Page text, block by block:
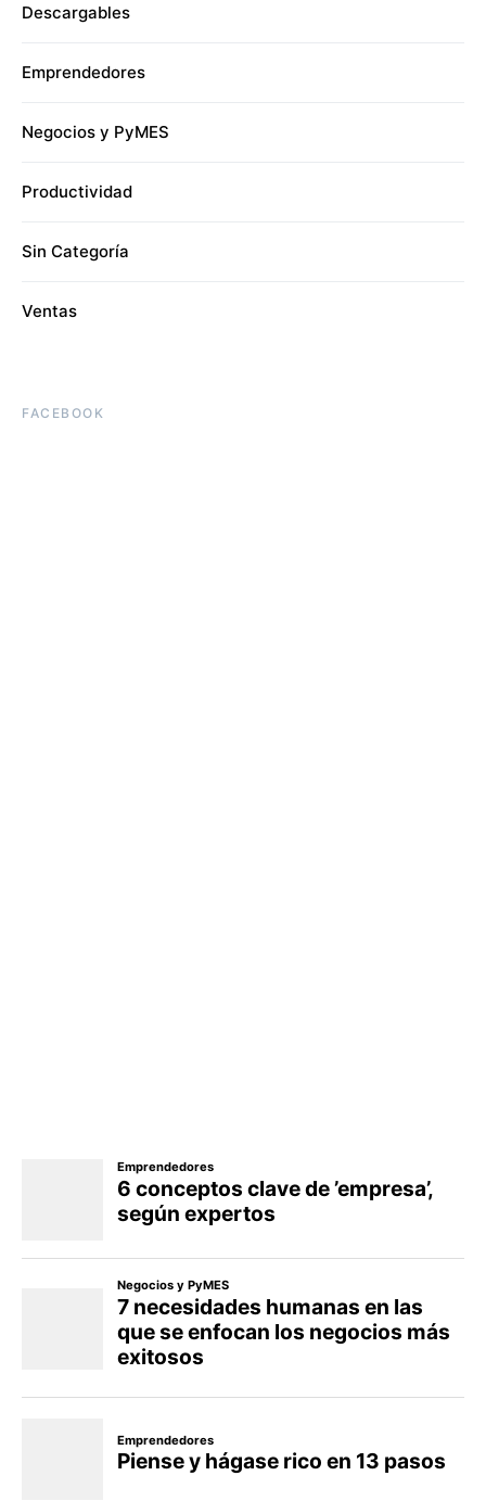
Descargables
Emprendedores
Negocios y PyMES
Productividad
Sin Categoría
Ventas
FACEBOOK